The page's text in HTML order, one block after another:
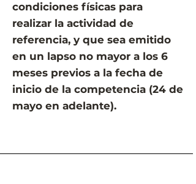
condiciones físicas para
realizar la actividad de
referencia, y que sea emitido
en un lapso no mayor a los 6
meses previos a la fecha de
inicio de la competencia (24 de
mayo en adelante).